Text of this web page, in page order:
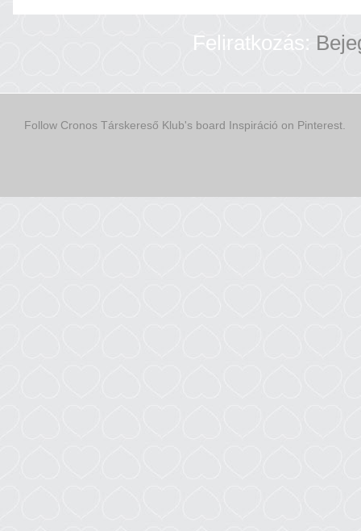
Feliratkozás:
Follow Cronos Társkereső Klub's board Inspiráció on Pinterest.